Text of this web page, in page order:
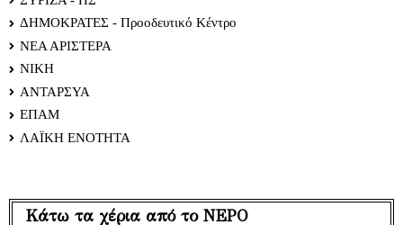
ΔΗΜΟΚΡΑΤΕΣ - Προοδευτικό Κέντρο
ΝΕΑ ΑΡΙΣΤΕΡΑ
ΝΙΚΗ
ΑΝΤΑΡΣΥΑ
ΕΠΑΜ
ΛΑΪΚΗ ΕΝΟΤΗΤΑ
Κάτω τα χέρια από το ΝΕΡΟ